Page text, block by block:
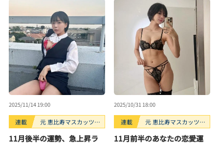
2025/11/14 19:00
連載
元 恵比寿マスカッツ・
11月後半の運勢、急上昇ラ
2025/10/31 18:00
連載
元 恵比寿マスカッツ・
11月前半のあなたの恋愛運